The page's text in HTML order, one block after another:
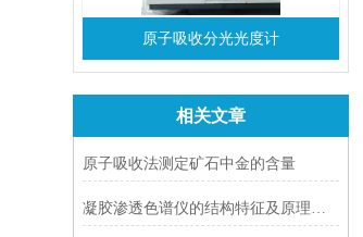
原子吸收分光光度计
相关文章
原子吸收法测定矿石中金的含量
凝胶渗透色谱仪的结构特征及原理阐述‌